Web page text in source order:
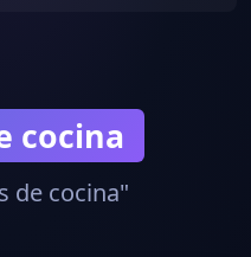
cocina
de cocina"